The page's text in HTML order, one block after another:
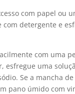
com papel ou
com detergente e
com uma
esfregue uma
Se a mancha
pano úmido com